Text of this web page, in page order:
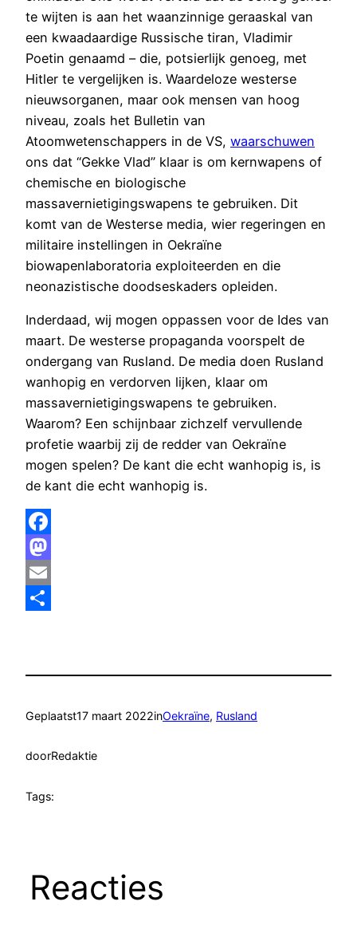
te wijten is aan het waanzinnige geraaskal van
een kwaadaardige Russische tiran, Vladimir
Poetin genaamd – die, potsierlijk genoeg, met
Hitler te vergelijken is. Waardeloze westerse
nieuwsorganen, maar ook mensen van hoog
niveau, zoals het Bulletin van
Atoomwetenschappers in de VS, waarschuwen
ons dat “Gekke Vlad” klaar is om kernwapens of
chemische en biologische
massavernietigingswapens te gebruiken. Dit
komt van de Westerse media, wier regeringen en
militaire instellingen in Oekraïne
biowapenlaboratoria exploiteerden en die
neonazistische doodseskaders opleiden.
Inderdaad, wij mogen oppassen voor de Ides van
maart. De westerse propaganda voorspelt de
ondergang van Rusland. De media doen Rusland
wanhopig en verdorven lijken, klaar om
massavernietigingswapens te gebruiken.
Waarom? Een schijnbaar zichzelf vervullende
profetie waarbij zij de redder van Oekraïne
mogen spelen? De kant die echt wanhopig is, is
de kant die echt wanhopig is.
Facebook
Mastodon
Email
Geplaatst17 maart 2022inOekraïne, Rusland
doorRedaktie
Tags:
Reacties